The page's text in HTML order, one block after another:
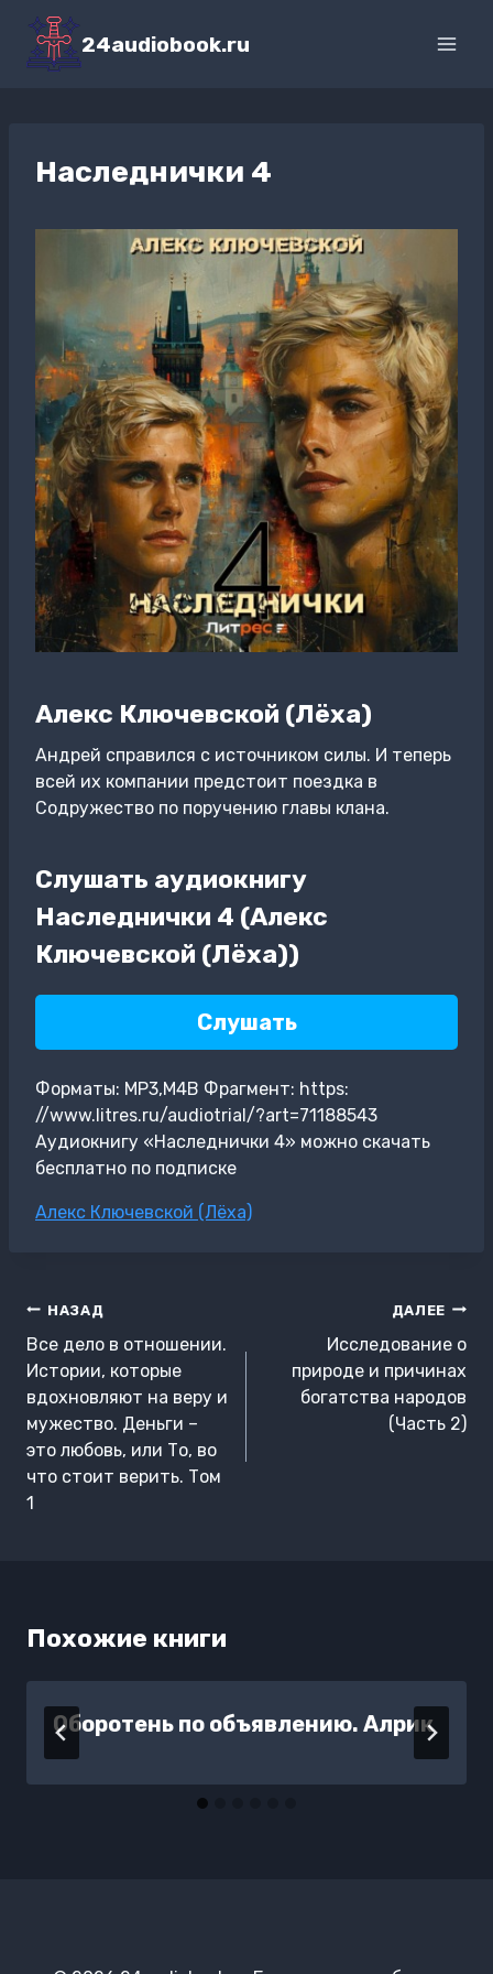
Перейти
содержимому
24audiobook.ru
Наследнички 4
Алекс Ключевской (Лёха)
Андрей справился с источником силы. И теперь
всей их компании предстоит поездка в
Содружество по поручению главы клана.
Слушать аудиокнигу
Наследнички 4 (Алекс
Ключевской (Лёха))
Слушать
Форматы: MP3,M4B Фрагмент: https:
//www.litres.ru/audiotrial/?art=71188543
Аудиокнигу «Наследнички 4» можно скачать
бесплатно по подписке
Метки
Алекс Ключевской (Лёха)
Навигация
по
записям
НАЗАД
Все дело в отношении.
Истории, которые
вдохновляют на веру и
мужество. Деньги –
это любовь, или То, во
что стоит верить. Том
1
ДАЛЕЕ
Исследование о
природе и причинах
богатства народов
(Часть 2)
Похожие книги
Оборотень по объявлению. Алрик